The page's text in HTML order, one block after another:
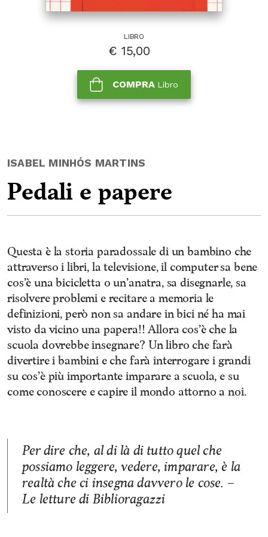
LIBRO
€ 15,00
COMPRA Libro
ISABEL MINHÓS MARTINS
Pedali e papere
Questa è la storia paradossale di un bambino che
attraverso i libri, la televisione, il computer sa bene
cos’è una bicicletta o un’anatra, sa disegnarle, sa
risolvere problemi e recitare a memoria le
definizioni, però non sa andare in bici né ha mai
visto da vicino una papera!! Allora cos’è che la
scuola dovrebbe insegnare? Un libro che farà
divertire i bambini e che farà interrogare i grandi
su cos’è più importante imparare a scuola, e su
come conoscere e capire il mondo attorno a noi.
Per dire che, al di là di tutto quel che
possiamo leggere, vedere, imparare, è la
realtà che ci insegna davvero le cose. –
Le letture di Biblioragazzi